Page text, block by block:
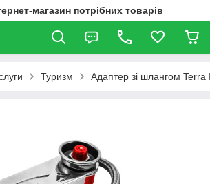
магазин потрібних товарів
Туризм Адаптер зі шлангом